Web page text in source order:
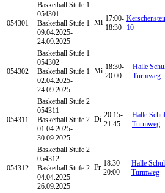
054301
Basketball Stufe 1
054301
Basketball Stufe 1
09.04.2025-
24.09.2025
Mi 17:00-
18:30
10
054302
Basketball Stufe 1
054302
Basketball Stufe 1
02.04.2025-
24.09.2025
Mi 18:30-
20:00
Halle
Turmweg
054311
Basketball Stufe 2
054311
Basketball Stufe 2
01.04.2025-
30.09.2025
Di 20:15-
21:45
Halle
Turmweg
054312
Basketball Stufe 2
054312
Basketball Stufe 2
04.04.2025-
26.09.2025
Fr 18:30-
20:00
Halle
Turmweg